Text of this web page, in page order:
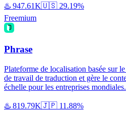
♨️ 947.61K🇺🇸 29.19%
Freemium
Phrase
Plateforme de localisation basée sur
de travail de traduction et gère le
échelle pour les entreprises mondiales.
♨️ 819.79K🇯🇵 11.88%